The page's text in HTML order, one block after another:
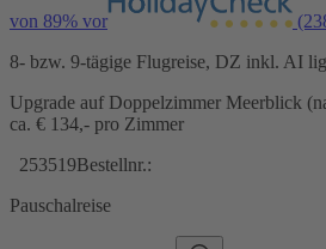
von 89% vor
8- bzw. 9-tägige Flugreise, DZ inkl. AI
Upgrade auf Doppelzimmer Meerblick
ca. € 134,- pro Zimmer
253519Bestellnr.:
Pauschalreise